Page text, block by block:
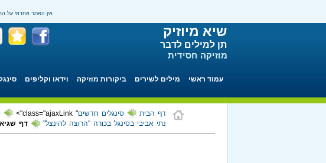
אין האתר אחראי על
שיא מיוזיק
תן למילים לדבר
מוזיקה חסידית
עמוד ראשי מילים לשירים ביקורות מוזיקה וידאו וקליפים
דף הבית סינגלים חדשים" class="ajaxLink">
נתי אביבי בסינגל בכורה "הרוצה להינצל"
דף